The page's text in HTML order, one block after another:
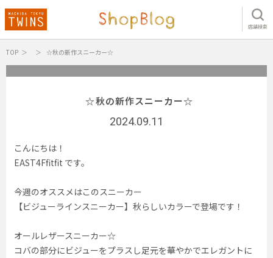
店舗検索
TOP ☆秋の新作スニーカー☆
☆秋の新作スニーカー☆
2024.09.11
こんにちは！
EAST4Ffitfit です。
今週のオススメはこのスニーカー
【ビジューラインスニーカー】秋らしいカラーで登場です！
オールレザースニーカー☆
コバの部分にビジューをプラスし足元を華やかでエレガントに